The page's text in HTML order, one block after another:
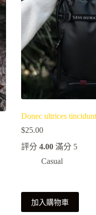
Donec ultrices
$25.00
評分 4.00滿分 5
Casual
加入購物車